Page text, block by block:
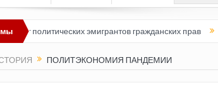
эмигрантов гражданских прав Топливный
ПОЛИТЭКОНОМИЯ ПАНДЕМИИ